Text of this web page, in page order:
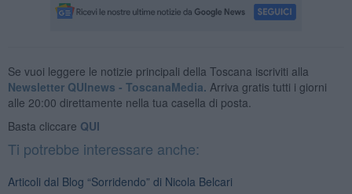
Se vuoi leggere le notizie principali della Toscana iscriviti alla
Newsletter QUInews - ToscanaMedia. Arriva gratis tutti i giorni
alle 20:00 direttamente nella tua casella di posta.
Basta cliccare QUI
Ti potrebbe interessare anche:
Articoli dal Blog “Sorridendo” di Nicola Belcari